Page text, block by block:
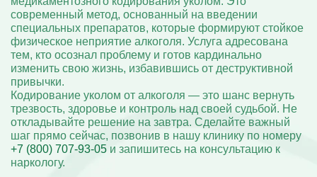
Капельницы Омепразола
Капельницы от панкреатита
Капельницы Панангина
Капельницы Пентоксифиллина
Капельницы Пирацетама
Капельницы Рибоксина
Капельница Реамберина
Капельница Ремаксола
Капельница Цитофлавина
Капельница Гептрала
Капельница Дексаметазона
Капельница железа
Капельница натрия
Капельница с калием
Капельница с магнием
Капельницы при остеопорозе
Капельницы при остеохондрозе
Капельницы при отравлении
Капельница «Антистресс»
Капельница «Комплекс УльтраФеррум»
Капельница «Энергия»
Диагностика компьютерной зависимости
Диагностика созависимости
Диагностика психических расстройств
Диагностика расстройств личности
Кодирование двойной блок
Кодирование вивитрол
Кодирование торпедо
Кодирование Довженко
Кодирование уколом
Кодирование лазером
Лечение алкоголизма
Лечение мужского алкоголизма
Лечение хронического алкоголизма
Вшивание от алкоголизма
Кодирование Алгоминал
Колме от алкоголизма
Кодирование Аквилонг
Кодирование Эспераль
Вакансии
Акции
Юридическая информация
Записаться
Капельница на дому
Адрес
ул. Свободы, 28
Время работы
Круглосуточно
Поддержка 24/7
современный метод, основанный на введении
специальных препаратов, которые формируют стойкое
физическое неприятие алкоголя. Услуга адресована
тем, кто осознал проблему и готов кардинально
изменить свою жизнь, избавившись от деструктивной
привычки.
Кодирование уколом от алкоголя — это шанс вернуть
трезвость, здоровье и контроль над своей судьбой. Не
откладывайте решение на завтра. Сделайте важный
шаг прямо сейчас, позвонив в нашу клинику по номеру
+7 (800) 707-93-05 и запишитесь на консультацию к
наркологу.